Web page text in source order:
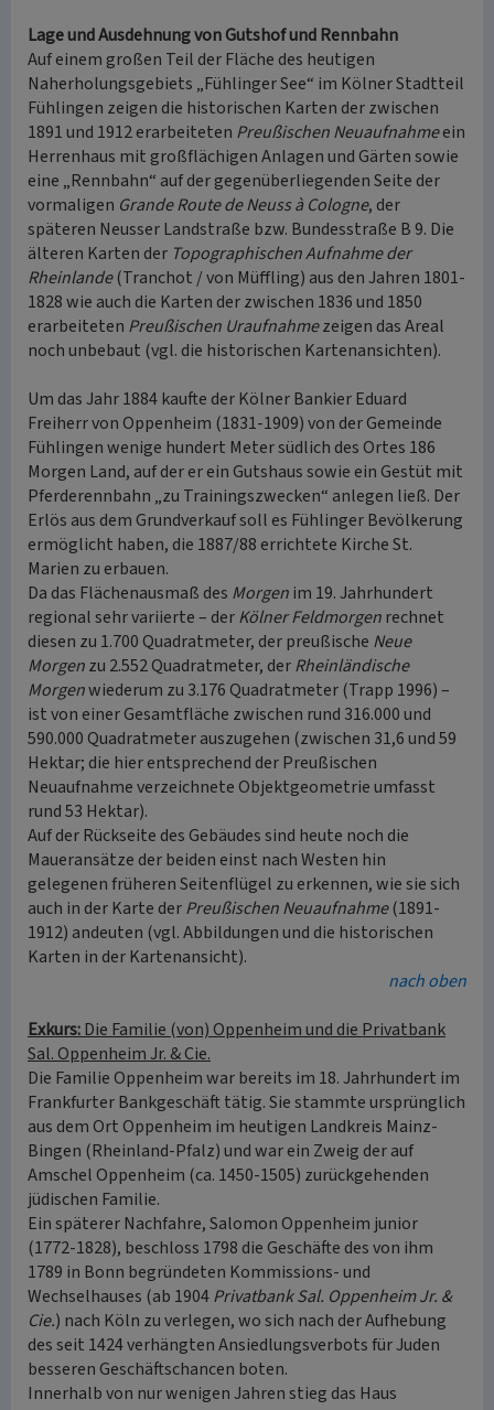
Lage und Ausdehnung von Gutshof und Rennbahn
Auf einem großen Teil der Fläche des heutigen
Naherholungsgebiets „Fühlinger See“ im Kölner Stadtteil
Fühlingen zeigen die historischen Karten der zwischen
1891 und 1912 erarbeiteten Preußischen Neuaufnahmeein
Herrenhaus mit großflächigen Anlagen und Gärten sowie
eine „Rennbahn“ auf der gegenüberliegenden Seite der
vormaligen Grande Route de Neuss à Cologne, der
späteren Neusser Landstraße bzw. Bundesstraße B 9. Die
älteren Karten der Topographischen Aufnahme der
Rheinlande(Tranchot / von Müffling) aus den Jahren 1801-
1828 wie auch die Karten der zwischen 1836 und 1850
erarbeiteten Preußischen Uraufnahmezeigen das Areal
noch unbebaut (vgl. die historischen Kartenansichten).
Um das Jahr 1884 kaufte der Kölner Bankier Eduard
Freiherr von Oppenheim (1831-1909) von der Gemeinde
Fühlingen wenige hundert Meter südlich des Ortes 186
Morgen Land, auf der er ein Gutshaus sowie ein Gestüt mit
Pferderennbahn „zu Trainingszwecken“ anlegen ließ. Der
Erlös aus dem Grundverkauf soll es Fühlinger Bevölkerung
ermöglicht haben, die 1887/88 errichtete Kirche St.
Marien zu erbauen.
Da das Flächenausmaß des Morgenim 19. Jahrhundert
regional sehr variierte – derKölner Feldmorgenrechnet
diesen zu 1.700 Quadratmeter, der preußische Neue
Morgenzu 2.552 Quadratmeter, derRheinländische
Morgenwiederum zu 3.176 Quadratmeter (Trapp 1996) –
ist von einer Gesamtfläche zwischen rund 316.000 und
590.000 Quadratmeter auszugehen (zwischen 31,6 und 59
Hektar; die hier entsprechend der Preußischen
Neuaufnahme verzeichnete Objektgeometrie umfasst
rund 53 Hektar).
Auf der Rückseite des Gebäudes sind heute noch die
Maueransätze der beiden einst nach Westen hin
gelegenen früheren Seitenflügel zu erkennen, wie sie sich
auch in der Karte derPreußischen Neuaufnahme(1891-
1912) andeuten (vgl. Abbildungen und die historischen
Karten in der Kartenansicht).
nach oben
Exkurs:Die Familie (von) Oppenheim und die Privatbank
Sal. Oppenheim Jr. & Cie.
Die Familie Oppenheim war bereits im 18. Jahrhundert im
Frankfurter Bankgeschäft tätig. Sie stammte ursprünglich
aus dem Ort Oppenheim im heutigen Landkreis Mainz-
Bingen (Rheinland-Pfalz) und war ein Zweig der auf
Amschel Oppenheim (ca. 1450-1505) zurückgehenden
jüdischen Familie.
Ein späterer Nachfahre, Salomon Oppenheim junior
(1772-1828), beschloss 1798 die Geschäfte des von ihm
1789 in Bonn begründeten Kommissions- und
Wechselhauses (ab 1904Privatbank Sal. Oppenheim Jr. &
Cie.) nach Köln zu verlegen, wo sich nach der Aufhebung
des seit 1424 verhängten Ansiedlungsverbots für Juden
besseren Geschäftschancen boten.
Innerhalb von nur wenigen Jahren stieg das Haus